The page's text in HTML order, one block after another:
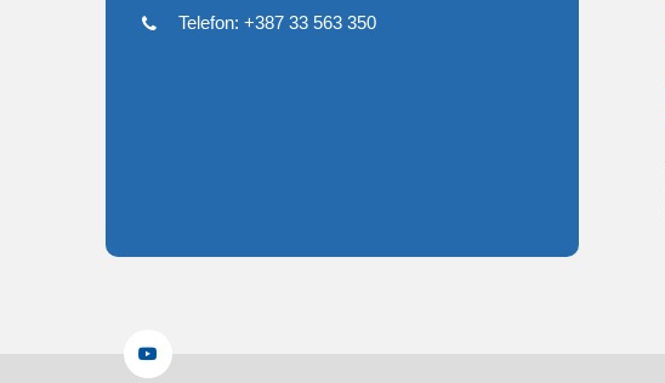
Telefon: +387 33 563 350